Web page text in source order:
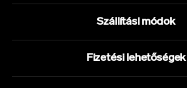
Szállítási módok
Fizetési lehetőségek